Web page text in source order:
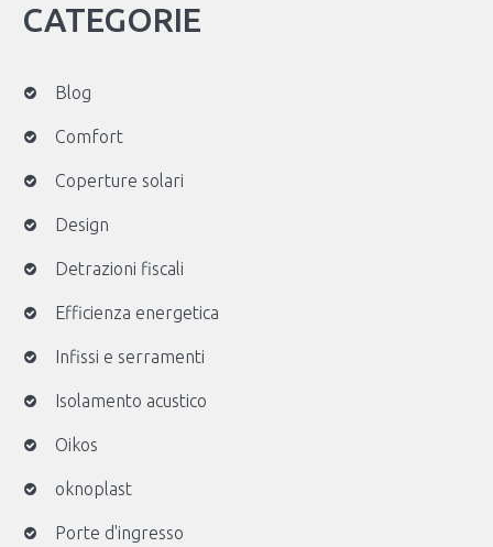
CATEGORIE
Blog
Comfort
Coperture solari
Design
Detrazioni fiscali
Efficienza energetica
Infissi e serramenti
Isolamento acustico
Oikos
oknoplast
Porte d'ingresso